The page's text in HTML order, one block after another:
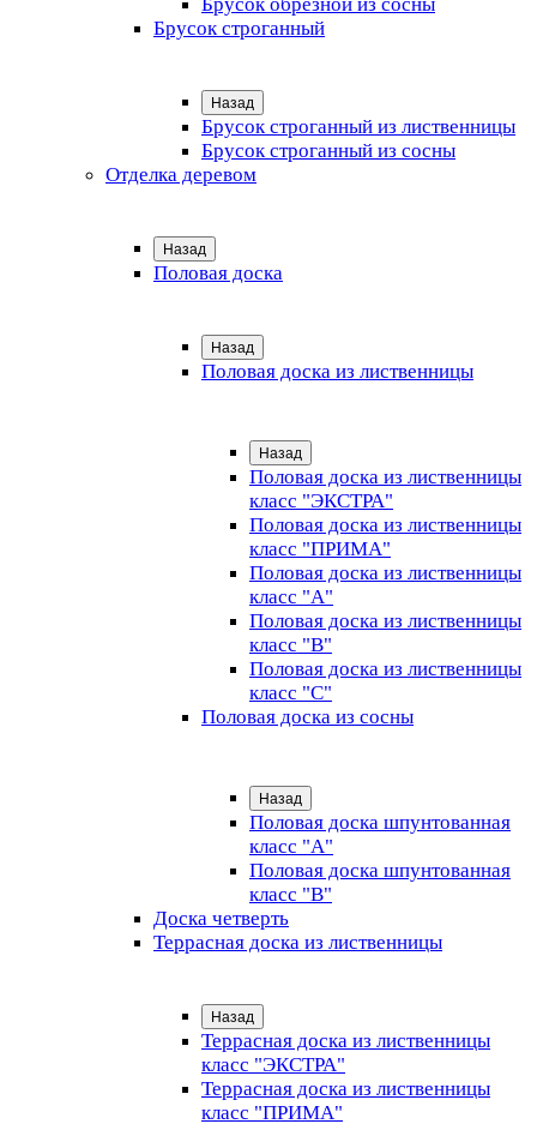
Брусок строганный
Назад
Брусок строганный из лиственницы
Брусок строганный из сосны
Отделка деревом
Назад
Половая доска
Назад
Половая доска из лиственницы
Назад
Половая доска из лиственницы
класс "ЭКСТРА"
Половая доска из лиственницы
класс "ПРИМА"
Половая доска из лиственницы
класс "А"
Половая доска из лиственницы
класс "B"
Половая доска из лиственницы
класс "C"
Половая доска из сосны
Назад
Половая доска шпунтованная
класс "А"
Половая доска шпунтованная
класс "B"
Доска четверть
Террасная доска из лиственницы
Назад
Террасная доска из лиственницы
класс "ЭКСТРА"
Террасная доска из лиственницы
класс "ПРИМА"